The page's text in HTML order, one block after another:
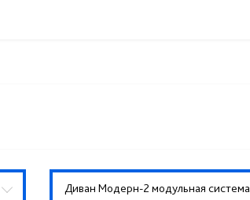
Диван Модерн-2 модульная система